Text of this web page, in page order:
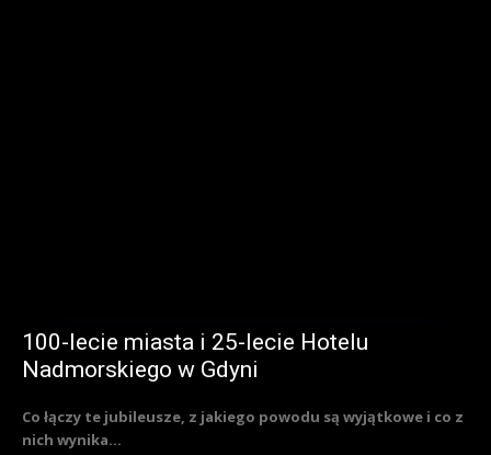
100-lecie miasta i 25-lecie Hotelu
Nadmorskiego w Gdyni
Co łączy te jubileusze, z jakiego powodu są wyjątkowe i co z
nich wynika...